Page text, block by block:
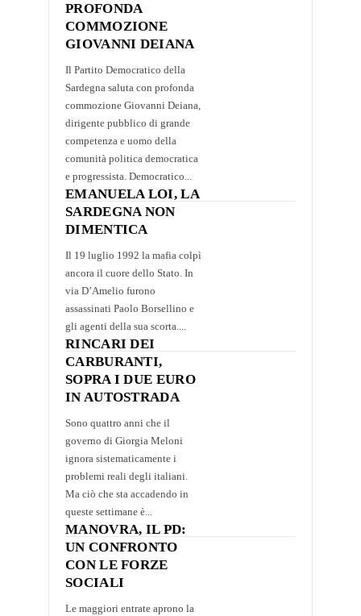
PROFONDA
COMMOZIONE
GIOVANNI DEIANA
Il Partito Democratico della
Sardegna saluta con profonda
commozione Giovanni Deiana,
dirigente pubblico di grande
competenza e uomo della
comunità politica democratica
e progressista. Democratico...
EMANUELA LOI, LA
SARDEGNA NON
DIMENTICA
Il 19 luglio 1992 la mafia colpì
ancora il cuore dello Stato. In
via D’Amelio furono
assassinati Paolo Borsellino e
gli agenti della sua scorta....
RINCARI DEI
CARBURANTI,
SOPRA I DUE EURO
IN AUTOSTRADA
Sono quattro anni che il
governo di Giorgia Meloni
ignora sistematicamente i
problemi reali degli italiani.
Ma ciò che sta accadendo in
queste settimane è...
MANOVRA, IL PD:
UN CONFRONTO
CON LE FORZE
SOCIALI
Le maggiori entrate aprono la